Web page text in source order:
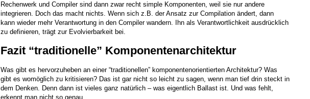
Rechenwerk und Compiler sind dann zwar recht simple Komponenten, weil sie nur andere
integrieren. Doch das macht nichts. Wenn sich z.B. der Ansatz zur Compilation ändert, dann
kann wieder mehr Verantwortung in den Compiler wandern. Ihn als Verantwortlichkeit ausdrücklich
zu definieren, trägt zur Evolvierbarkeit bei.
Fazit “traditionelle” Komponentenarchitektur
Was gibt es hervorzuheben an einer “traditionellen” komponentenorientierten Architektur? Was
gibt es womöglich zu kritisieren? Das ist gar nicht so leicht zu sagen, wenn man tief drin steckt in
dem Denken. Denn dann ist vieles ganz natürlich – was eigentlich Ballast ist. Und was fehlt,
erkennt man nicht so genau.